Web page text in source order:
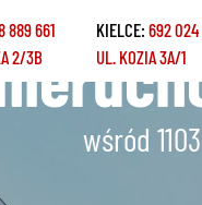
889 661
2/3B
KIELCE:692 024
UL. KOZIA 3A/1
wśród 1103